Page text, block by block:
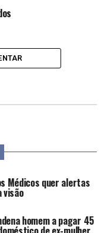
Médicos quer alertas
visão
homem a pagar 45